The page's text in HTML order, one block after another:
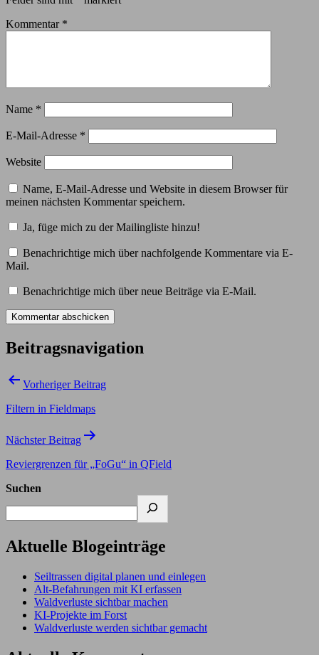
Kommentar *
Name *
E-Mail-Adresse *
Website
Name, E-Mail-Adresse und Website in diesem Browser für
meinen nächsten Kommentar speichern.
Ja, füge mich zu der Mailingliste hinzu!
Benachrichtige mich über nachfolgende Kommentare via E-
Mail.
Benachrichtige mich über neue Beiträge via E-Mail.
Beitragsnavigation
Vorheriger Beitrag
Filtern in Fieldmaps
Nächster Beitrag
Reviergrenzen für „FoGu“ in QField
Suchen
Aktuelle Blogeinträge
Seiltrassen digital planen und einlegen
Alt-Befahrungen mit KI erfassen
Waldverluste sichtbar machen
KI-Projekte im Forst
Waldverluste werden sichtbar gemacht